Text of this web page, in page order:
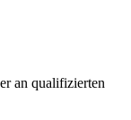
an qualifizierten